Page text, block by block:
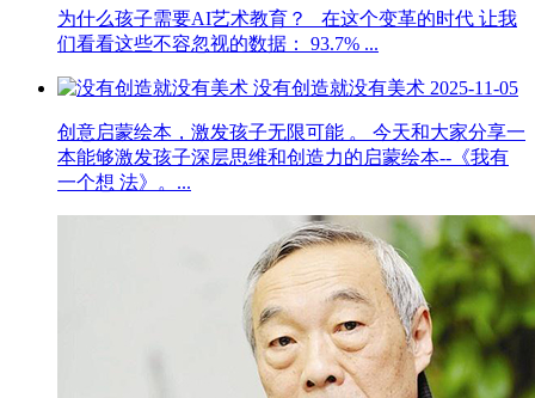
为什么孩子需要AI艺术教育？ 在这个变革的时代 让我
们看看这些不容忽视的数据： 93.7% ...
没有创造就没有美术 2025-11-05
创意启蒙绘本，激发孩子无限可能 。 今天和大家分享一
本能够激发孩子深层思维和创造力的启蒙绘本--《我有
一个想 法》。...